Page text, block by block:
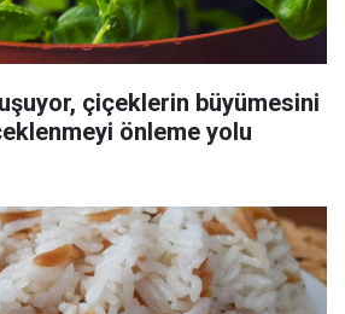
çiçeklerin büyümesini
önleme yolu